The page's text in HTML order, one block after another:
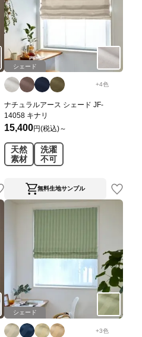
シェード
+4色
ナチュラルアース シェード JF-
14058 キナリ
15,400円(税込)～
天然
素材
洗濯
不可
無料生地サンプル
シェード
+3色